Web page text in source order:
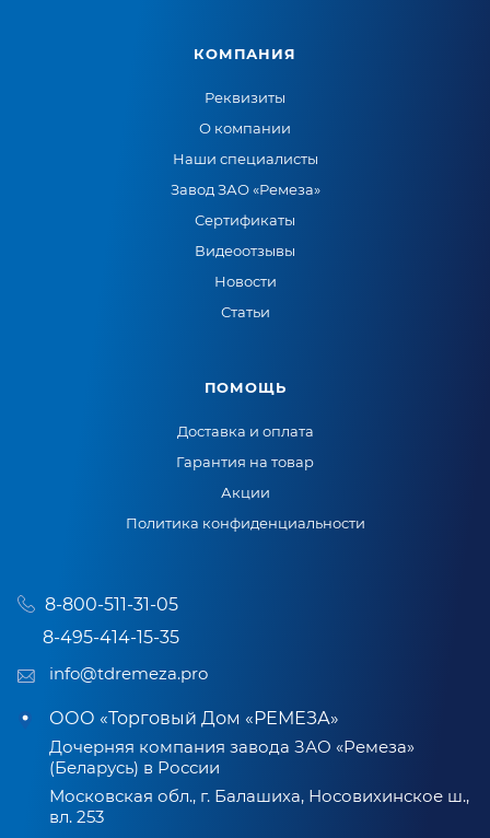
КОМПАНИЯ
Реквизиты
О компании
Наши специалисты
Завод ЗАО «Ремеза»
Сертификаты
Видеоотзывы
Новости
Статьи
ПОМОЩЬ
Доставка и оплата
Гарантия на товар
Акции
Политика конфиденциальности
8-800-511-31-05
8-495-414-15-35
info@tdremeza.pro
ООО «Торговый Дом «РЕМЕЗА»
Дочерняя компания завода ЗАО «Ремеза»
(Беларусь) в России
Московская обл., г. Балашиха, Носовихинское ш.,
вл. 253